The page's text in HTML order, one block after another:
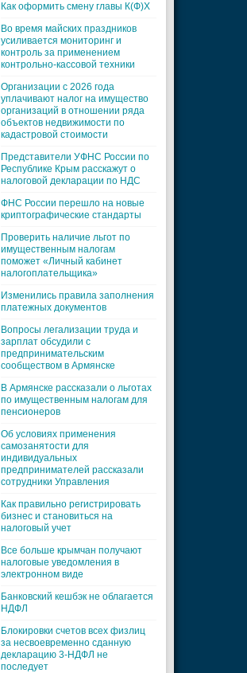
Как оформить смену главы К(Ф)Х
Во время майских праздников
усиливается мониторинг и
контроль за применением
контрольно-кассовой техники
Организации с 2026 года
уплачивают налог на имущество
организаций в отношении ряда
объектов недвижимости по
кадастровой стоимости
Представители УФНС России по
Республике Крым расскажут о
налоговой декларации по НДС
ФНС России перешло на новые
криптографические стандарты
Проверить наличие льгот по
имущественным налогам
поможет «Личный кабинет
налогоплательщика»
Изменились правила заполнения
платежных документов
Вопросы легализации труда и
зарплат обсудили с
предпринимательским
сообществом в Армянске
В Армянске рассказали о льготах
по имущественным налогам для
пенсионеров
Об условиях применения
самозанятости для
индивидуальных
предпринимателей рассказали
сотрудники Управления
Как правильно регистрировать
бизнес и становиться на
налоговый учет
Все больше крымчан получают
налоговые уведомления в
электронном виде
Банковский кешбэк не облагается
НДФЛ
Блокировки счетов всех физлиц
за несвоевременно сданную
декларацию 3-НДФЛ не
последует